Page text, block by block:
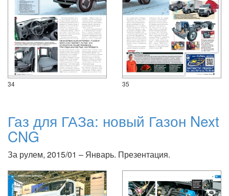
34 35
Газ для ГАЗа: новый Газон Next
CNG
За рулем, 2015/01 – Январь. Презентация.